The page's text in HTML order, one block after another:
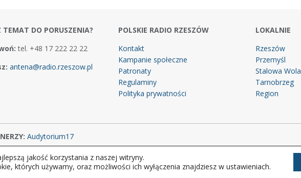
TEMAT DO PORUSZENIA?
tel. +48 17 222 22 22
antena@radio.rzeszow.pl
POLSKIE RADIO RZESZÓW
Kontakt
Kampanie społeczne
Patronaty
Regulaminy
Polityka prywatności
LOKALNIE
Rzeszów
Przemyśl
Stalowa Wola
Tarnobrzeg
Region
Audytorium17
Wszelkie prawa zastrzeżone.
jakość korzystania z naszej witryny.
których używamy, oraz możliwości ich wyłączenia znajdziesz w ustawieniach.